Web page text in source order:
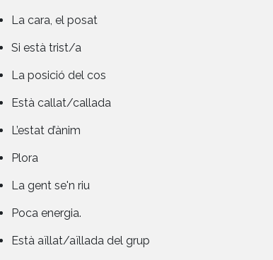
La cara, el posat
Si està trist/a
La posició del cos
Està callat/callada
L’estat d’ànim
Plora
La gent se'n riu
Poca energia.
Està aïllat/aïllada del grup